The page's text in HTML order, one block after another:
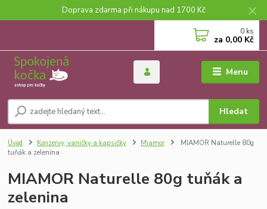
Doprava zdarma při nákupu nad 1700 Kč
Menu
Hledat
0 ks
za 0,00 Kč
Úvod Konzervy, vaničky a kapsičky Miamor
MIAMOR Naturelle 80g
tuňák a zelenina
MIAMOR Naturelle 80g tuňák a
zelenina